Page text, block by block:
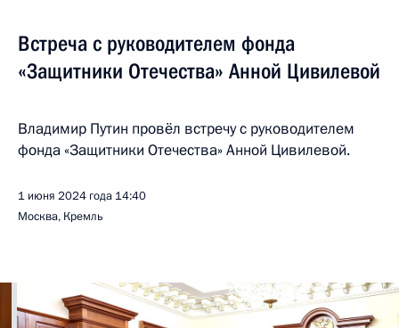
Встреча с руководителем фонда
«Защитники Отечества» Анной Цивилевой
Владимир Путин провёл встречу с руководителем
фонда «Защитники Отечества» Анной Цивилевой.
1 июня 2024 года 14:40
Москва, Кремль